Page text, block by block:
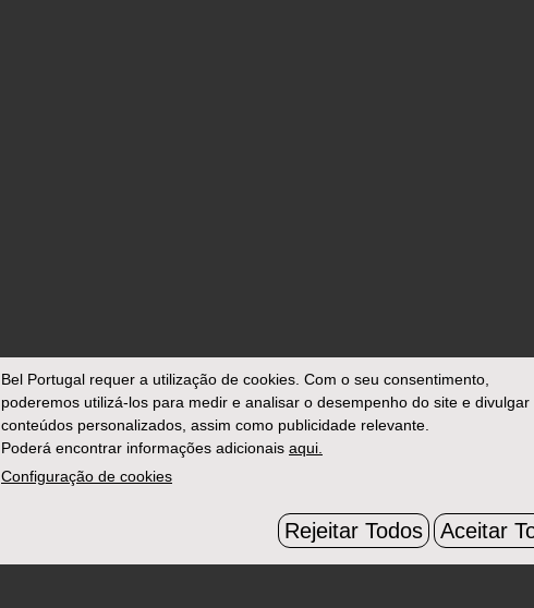
Bel Portugal requer a utilização de cookies. Com o seu consentimento,
poderemos utilizá-los para medir e analisar o desempenho do site e divulgar
conteúdos personalizados, assim como publicidade relevante.
Poderá encontrar informações adicionais aqui.
Configuração de cookies
Rejeitar Todos Aceitar